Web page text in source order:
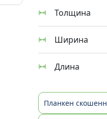
Толщина
Ширина
Длина
Планкен